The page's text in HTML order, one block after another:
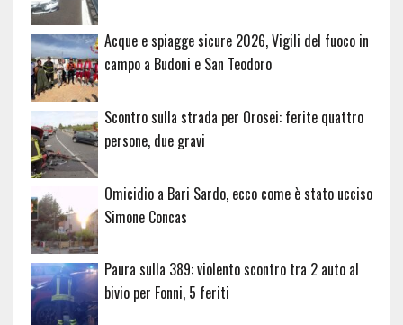
Acque e spiagge sicure 2026, Vigili del fuoco in
campo a Budoni e San Teodoro
Scontro sulla strada per Orosei: ferite quattro
persone, due gravi
Omicidio a Bari Sardo, ecco come è stato ucciso
Simone Concas
Paura sulla 389: violento scontro tra 2 auto al
bivio per Fonni, 5 feriti